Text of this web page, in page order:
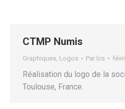
CTMP Numis
Graphiques Logos Par lcs
Réalisation du logo de la
Toulouse, France.